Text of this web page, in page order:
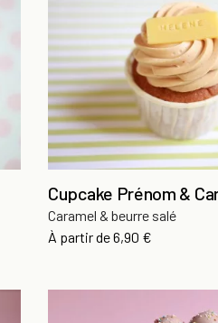
Cupcake Prénom &
Caramel & beurre salé
À partir dePrix
6,90 €